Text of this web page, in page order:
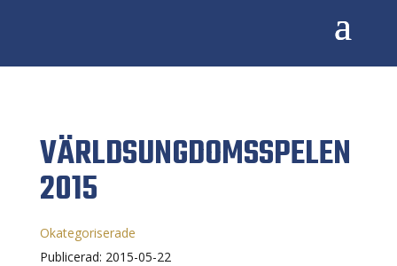
VÄRLDSUNGDOMSSPELEN
2015
Okategoriserade
Publicerad: 2015-05-22